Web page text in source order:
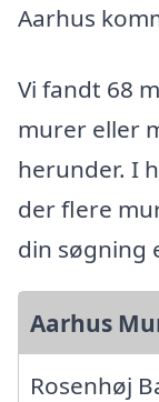
Aarhus
Vi fandt 68
murer eller
herunder. I
der flere
din søgning
Aarhus
Rosenhøj